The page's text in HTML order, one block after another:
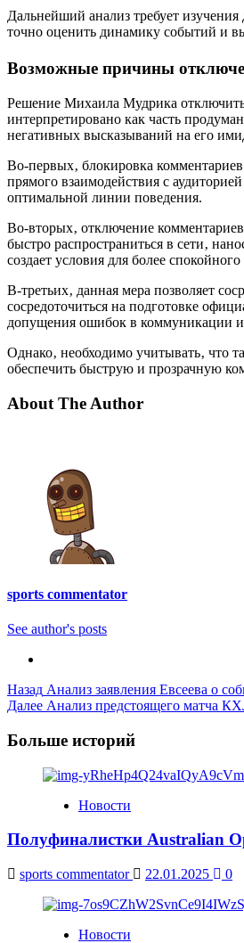
Дальнейший анализ требует
точно оценить динамику событий и
Возможные причины
Решение Михаила Мудрика
интерпретировано как часть
негативных высказываний на его
Во-первых‚ блокировка
прямого взаимодействия с
оптимальной линии поведения.
Во-вторых‚ отключение
быстро распространиться в сети‚
создает условия для более
В-третьих‚ данная мера позволяет
сосредоточиться на подготовке
допущения ошибок в коммуникации
Однако‚ необходимо учитывать‚ что
обеспечить быструю и прозрачную
About The Author
sports commentator
See author's posts
Post
Navigation
Назад Анализ заявления Евсеева о
Далее Анализ предстоящего матча
Больше историй
Новости
Полуфиналистки Australian
sports commentator 22.01.2025 0
Новости